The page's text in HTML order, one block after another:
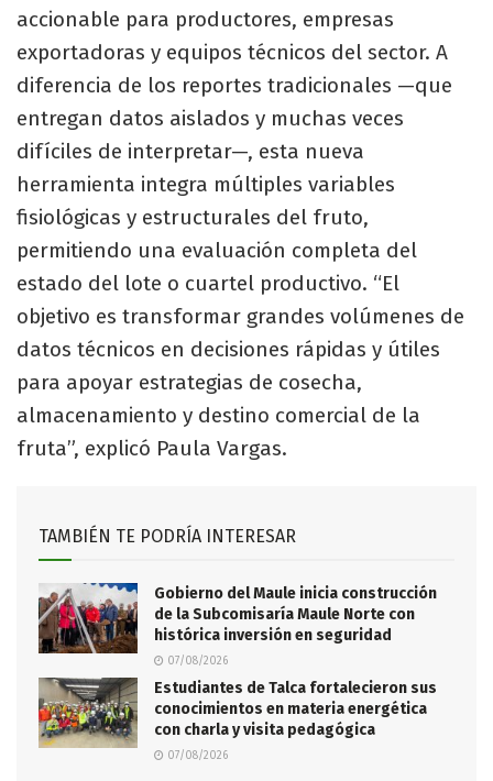
accionable para productores, empresas
exportadoras y equipos técnicos del sector. A
diferencia de los reportes tradicionales —que
entregan datos aislados y muchas veces
difíciles de interpretar—, esta nueva
herramienta integra múltiples variables
fisiológicas y estructurales del fruto,
permitiendo una evaluación completa del
estado del lote o cuartel productivo. “El
objetivo es transformar grandes volúmenes de
datos técnicos en decisiones rápidas y útiles
para apoyar estrategias de cosecha,
almacenamiento y destino comercial de la
fruta”, explicó Paula Vargas.
TAMBIÉN TE PODRÍA INTERESAR
Gobierno del Maule inicia construcción
de la Subcomisaría Maule Norte con
histórica inversión en seguridad
07/08/2026
Estudiantes de Talca fortalecieron sus
conocimientos en materia energética
con charla y visita pedagógica
07/08/2026